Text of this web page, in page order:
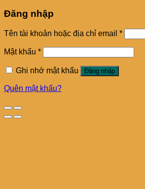
Đăng nhập
Tên tài khoản hoặc địa chỉ email *
Mật khẩu *
Ghi nhớ mật khẩu Đăng nhập
Quên mật khẩu?